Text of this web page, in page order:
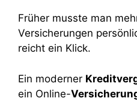
Früher musste man
Versicherungen
reicht ein Klick.
Ein moderner
ein Online-